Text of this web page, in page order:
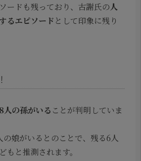
ードも残っており、古謝氏の人
るエピソード として印象に残り
8人の孫がいる ことが判明していま
娘がいるとのことで、残る6人
もと推測されます。